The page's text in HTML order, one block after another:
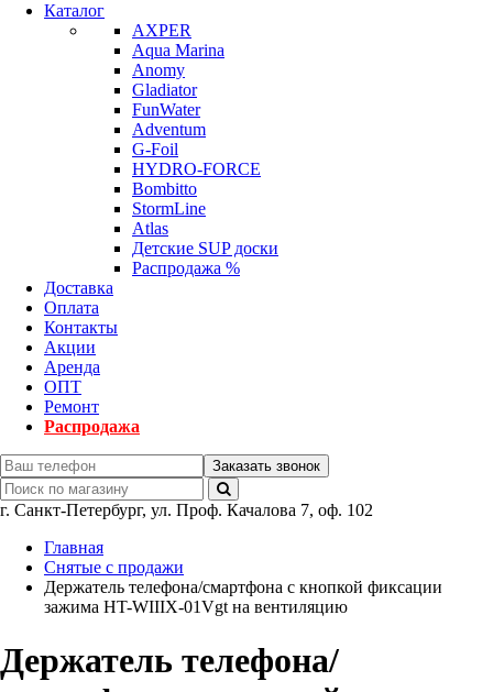
Каталог
AXPER
Aqua Marina
Anomy
Gladiator
FunWater
Adventum
G-Foil
HYDRO-FORCE
Bombitto
StormLine
Atlas
Детские SUP доски
Распродажа %
Доставка
Оплата
Контакты
Акции
Аренда
ОПТ
Ремонт
Распродажа
Заказать звонок
г. Санкт-Петербург, ул. Проф. Качалова 7, оф. 102
Главная
Снятые с продажи
Держатель телефона/смартфона с кнопкой фиксации
зажима HT-WIIIX-01Vgt на вентиляцию
Держатель телефона/